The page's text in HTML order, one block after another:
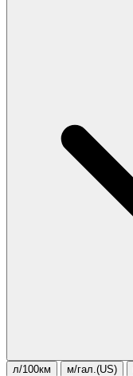
л/100км м/гал.(US)